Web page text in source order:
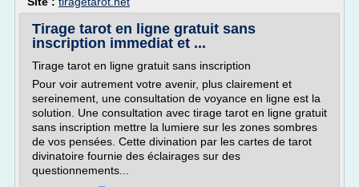
Tirage tarot en ligne gratuit sans
inscription immediat et ...
Tirage tarot en ligne gratuit sans inscription
Pour voir autrement votre avenir, plus clairement et
sereinement, une consultation de voyance en ligne est la
solution. Une consultation avec tirage tarot en ligne gratuit
sans inscription mettre la lumiere sur les zones sombres
de vos pensées. Cette divination par les cartes de tarot
divinatoire fournie des éclairages sur des
questionnements...